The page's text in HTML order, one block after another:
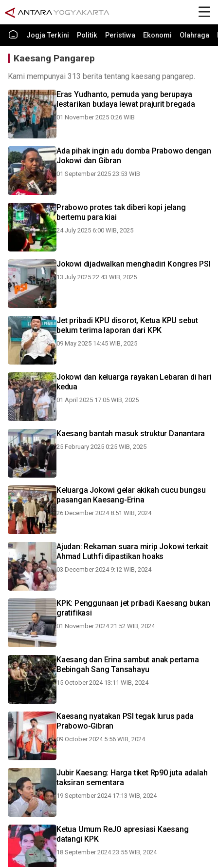
Jogja Terkini Politik Peristiwa Ekonomi Olahraga
Kaesang Pangarep
Kami mempunyai 313 berita tentang kaesang pangarep.
Eras Yudhanto, pemuda yang berupaya
lestarikan budaya lewat prajurit bregada
01 November 2025 0:26 WIB
Ada pihak ingin adu domba Prabowo dengan
Jokowi dan Gibran
01 September 2025 23:53 WIB
Prabowo protes tak diberi kopi jelang
bertemu para kiai
24 July 2025 6:00 WIB, 2025
Jokowi dijadwalkan menghadiri Kongres PSI
13 July 2025 22:43 WIB, 2025
Jet pribadi KPU disorot, Ketua KPU sebut
belum terima laporan dari KPK
09 May 2025 14:45 WIB, 2025
Jokowi dan keluarga rayakan Lebaran di hari
kedua
01 April 2025 17:05 WIB, 2025
Kaesang bantah masuk struktur Danantara
25 February 2025 0:25 WIB, 2025
Keluarga Jokowi gelar akikah cucu bungsu
pasangan Kaesang-Erina
26 December 2024 8:51 WIB, 2024
Ajudan: Rekaman suara mirip Jokowi terkait
Ahmad Luthfi dipastikan hoaks
03 December 2024 9:12 WIB, 2024
KPK: Penggunaan jet pribadi Kaesang bukan
gratifikasi
01 November 2024 21:52 WIB, 2024
Kaesang dan Erina sambut anak pertama
Bebingah Sang Tansahayu
15 October 2024 13:11 WIB, 2024
Kaesang nyatakan PSI tegak lurus pada
Prabowo-Gibran
09 October 2024 5:56 WIB, 2024
Jubir Kaesang: Harga tiket Rp90 juta adalah
taksiran sementara
19 September 2024 17:13 WIB, 2024
Ketua Umum ReJO apresiasi Kaesang
datangi KPK
18 September 2024 23:55 WIB, 2024